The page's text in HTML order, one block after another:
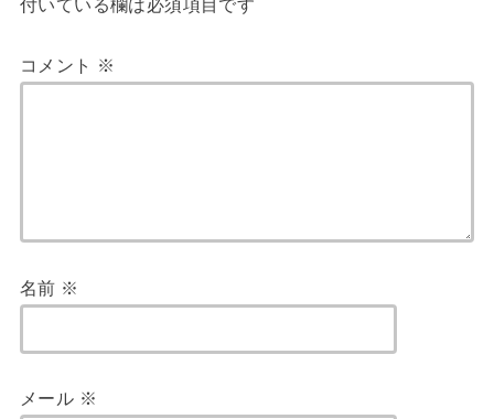
付いている欄は必須項目です
コメント ※
名前 ※
メール ※